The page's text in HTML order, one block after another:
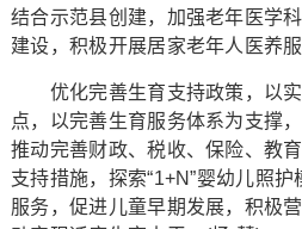
结合示范县创建，加强老年医学
建设，积极开展居家老年人医养服
优化完善生育支持政策，以实
点，以完善生育服务体系为支撑
推动完善财政、税收、保险、教
支持措施，探索“1+N”婴幼儿照
服务，促进儿童早期发展，积极